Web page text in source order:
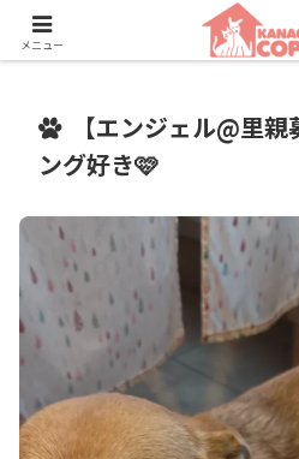
保護動物たちに、新しい家族
【エンジェル@里
ング好き🩷
メニュー